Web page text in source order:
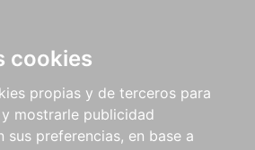
cookies
propias y de terceros para
mostrarle publicidad
sus preferencias, en base a